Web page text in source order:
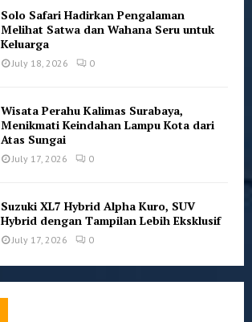
Solo Safari Hadirkan Pengalaman
Melihat Satwa dan Wahana Seru untuk
Keluarga
July 18, 2026 0
Wisata Perahu Kalimas Surabaya,
Menikmati Keindahan Lampu Kota dari
Atas Sungai
July 17, 2026 0
Suzuki XL7 Hybrid Alpha Kuro, SUV
Hybrid dengan Tampilan Lebih Eksklusif
July 17, 2026 0